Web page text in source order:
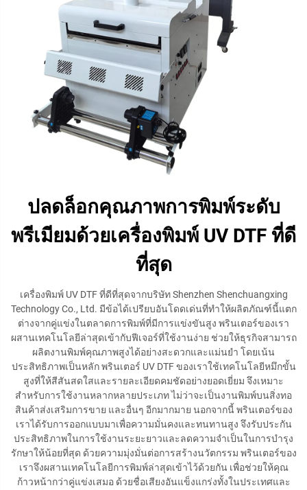
ปลดล็อกคุณภาพการพิมพ์ระดับ
พรีเมียมด้วยเครื่องพิมพ์ UV DTF ที่ดี
ที่สุด
เครื่องพิมพ์ UV DTF ที่ดีที่สุดจากบริษัท Shenzhen Shenchuangxing
Technology Co., Ltd. มีข้อได้เปรียบอันโดดเด่นที่ทำให้ผลิตภัณฑ์นี้แตก
ต่างจากคู่แข่งในตลาดการพิมพ์ที่มีการแข่งขันสูง พรินเตอร์ของเรา
ผสานเทคโนโลยีล่าสุดเข้ากับฟีเจอร์ที่ใช้งานง่าย ช่วยให้ธุรกิจสามารถ
ผลิตงานพิมพ์คุณภาพสูงได้อย่างสะดวกและแม่นยำ โดยเน้น
ประสิทธิภาพเป็นหลัก พรินเตอร์ UV DTF ของเราใช้เทคโนโลยีหมึกขั้น
สูงที่ให้สีสันสดใสและรายละเอียดคมชัดอย่างยอดเยี่ยม จึงเหมาะ
สำหรับการใช้งานหลากหลายประเภท ไม่ว่าจะเป็นงานพิมพ์บนสิ่งทอ
สินค้าส่งเสริมการขาย และอื่นๆ อีกมากมาย นอกจากนี้ พรินเตอร์ของ
เราได้รับการออกแบบมาเพื่อความมั่นคงและทนทานสูง จึงรับประกัน
ประสิทธิภาพในการใช้งานระยะยาวและลดความจำเป็นในการบำรุง
รักษาให้น้อยที่สุด ด้วยความมุ่งมั่นต่อการสร้างนวัตกรรม พรินเตอร์ของ
เราจึงผสานเทคโนโลยีการพิมพ์ล่าสุดเข้าไว้ด้วยกัน เพื่อช่วยให้คุณ
ก้าวหน้ากว่าคู่แข่งเสมอ ด้วยชื่อเสียงอันแข็งแกร่งทั้งในประเทศและ